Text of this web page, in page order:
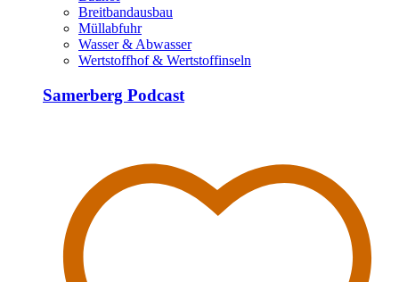
Breitbandausbau
Müllabfuhr
Wasser & Abwasser
Wertstoffhof & Wertstoffinseln
Samerberg Podcast